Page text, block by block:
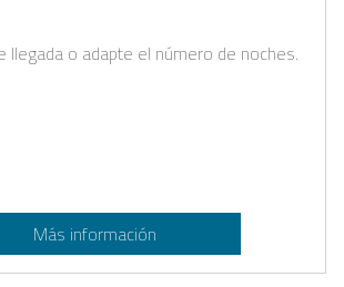
llegada o adapte el número de noches.
Más información